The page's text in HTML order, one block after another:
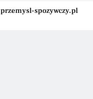
przemysl-spozywczy.pl